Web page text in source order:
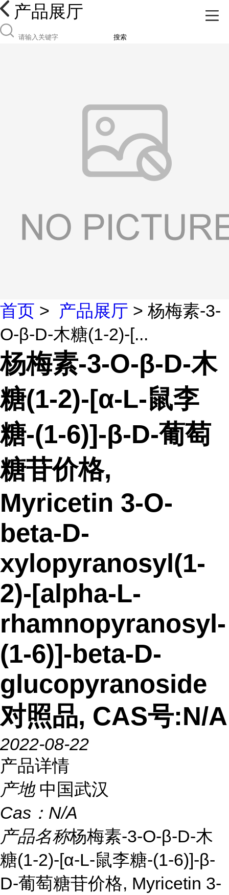
产品展厅
搜索
首页 > 产品展厅 > 杨梅素-3-
O-β-D-木糖(1-2)-[...
杨梅素-3-O-β-D-木
糖(1-2)-[α-L-鼠李
糖-(1-6)]-β-D-葡萄
糖苷价格,
Myricetin 3-O-
beta-D-
xylopyranosyl(1-
2)-[alpha-L-
rhamnopyranosyl-
(1-6)]-beta-D-
glucopyranoside
对照品, CAS号:N/A
2022-08-22
产品详情
产地 中国武汉
Cas： N/A
产品名称杨梅素-3-O-β-D-木
糖(1-2)-[α-L-鼠李糖-(1-6)]-β-
D-葡萄糖苷价格, Myricetin 3-